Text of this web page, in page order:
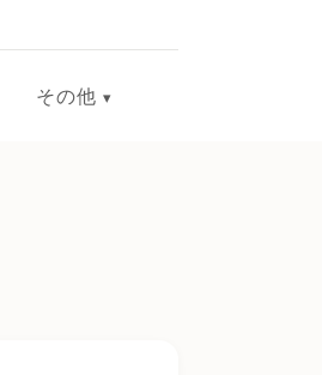
その他